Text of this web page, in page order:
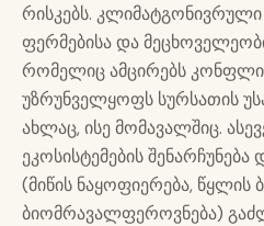
რისკებს.
ფერმებისა და
რომელიც ამცირებს
უზრუნველყოფს სურსათის
ახლაც, ისე მომავალშიც.
ეკოსისტემების
(მიწის ნაყოფიერება, წყლის
ბიომრავალფეროვნება)